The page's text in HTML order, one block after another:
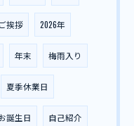
ご挨拶 2026年
年末 梅雨入り
夏季休業日
誕生日 自己紹介